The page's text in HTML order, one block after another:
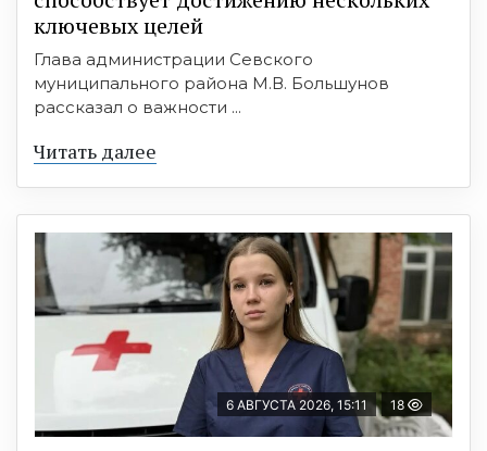
ключевых целей
Глава администрации Севского
муниципального района М.В. Большунов
рассказал о важности ...
Читать далее
6 АВГУСТА 2026, 15:11 18